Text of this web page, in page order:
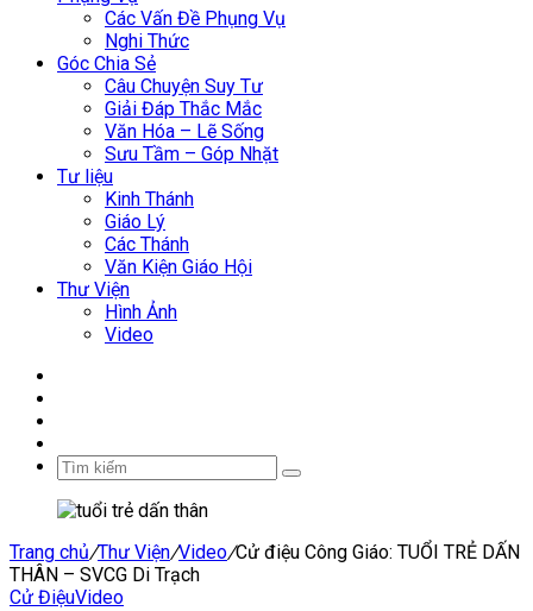
Các Vấn Đề Phụng Vụ
Nghi Thức
Góc Chia Sẻ
Câu Chuyện Suy Tư
Giải Đáp Thắc Mắc
Văn Hóa – Lẽ Sống
Sưu Tầm – Góp Nhặt
Tư liệu
Kinh Thánh
Giáo Lý
Các Thánh
Văn Kiện Giáo Hội
Thư Viện
Hình Ảnh
Video
Tìm
Trang chủ/Thư Viện/Video/Cử điệu Công Giáo: TUỔI TRẺ DẤN
THÂN – SVCG Di Trạch
Cử ĐiệuVideo